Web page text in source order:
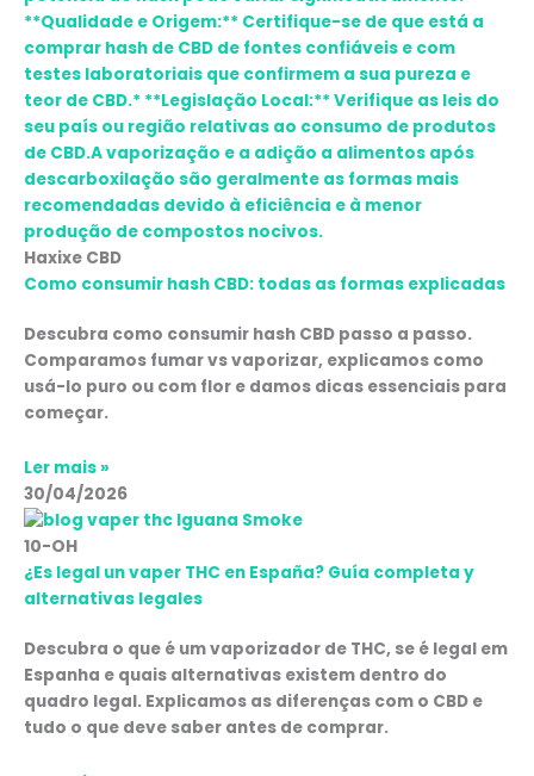
Haxixe CBD
Como consumir hash CBD: todas as formas explicadas
Descubra como consumir hash CBD passo a passo.
Comparamos fumar vs vaporizar, explicamos como
usá-lo puro ou com flor e damos dicas essenciais para
começar.
Ler mais »
30/04/2026
10-OH
¿Es legal un vaper THC en España? Guía completa y
alternativas legales
Descubra o que é um vaporizador de THC, se é legal em
Espanha e quais alternativas existem dentro do
quadro legal. Explicamos as diferenças com o CBD e
tudo o que deve saber antes de comprar.